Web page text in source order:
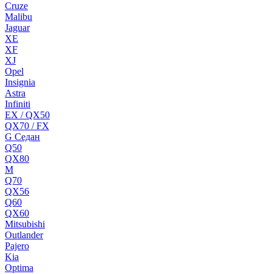
Cruze
Malibu
Jaguar
XE
XF
XJ
Opel
Insignia
Astra
Infiniti
EX / QX50
QX70 / FX
G Cедан
Q50
QX80
M
Q70
QX56
Q60
QX60
Mitsubishi
Outlander
Pajero
Kia
Optima